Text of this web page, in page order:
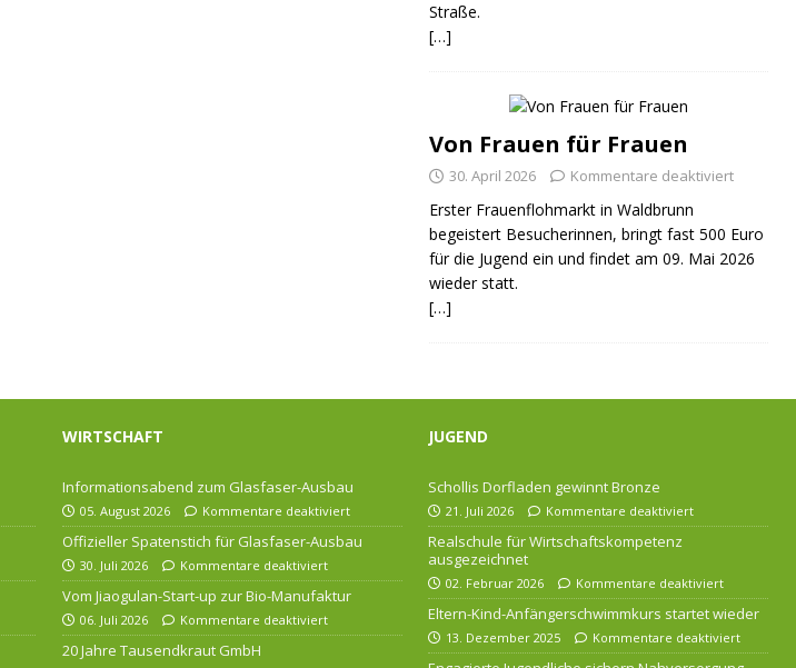
Straße.
[…]
Von Frauen für Frauen
30. April 2026 Kommentare deaktiviert
Erster Frauenflohmarkt in Waldbrunn
begeistert Besucherinnen, bringt fast 500 Euro
für die Jugend ein und findet am 09. Mai 2026
wieder statt.
[…]
WIRTSCHAFT
Informationsabend zum Glasfaser-Ausbau
05. August 2026 Kommentare deaktiviert
Offizieller Spatenstich für Glasfaser-Ausbau
30. Juli 2026 Kommentare deaktiviert
Vom Jiaogulan-Start-up zur Bio-Manufaktur
06. Juli 2026 Kommentare deaktiviert
20 Jahre Tausendkraut GmbH
JUGEND
Schollis Dorfladen gewinnt Bronze
21. Juli 2026 Kommentare deaktiviert
Realschule für Wirtschaftskompetenz
ausgezeichnet
02. Februar 2026 Kommentare deaktiviert
Eltern-Kind-Anfängerschwimmkurs startet wieder
13. Dezember 2025 Kommentare deaktiviert